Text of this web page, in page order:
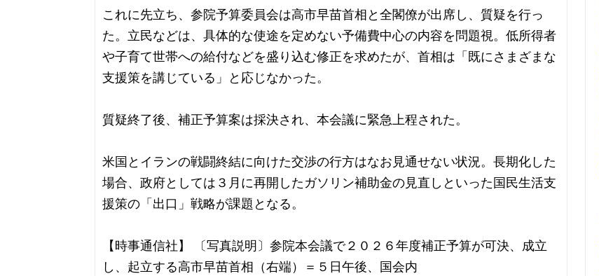
これに先立ち、参院予算委員会は高市早苗首相と全閣僚が出席し、質疑を行っ
た。立民などは、具体的な使途を定めない予備費中心の内容を問題視。低所得者
や子育て世帯への給付などを盛り込む修正を求めたが、首相は「既にさまざまな
支援策を講じている」と応じなかった。
質疑終了後、補正予算案は採決され、本会議に緊急上程された。
米国とイランの戦闘終結に向けた交渉の行方はなお見通せない状況。長期化した
場合、政府としては３月に再開したガソリン補助金の見直しといった国民生活支
援策の「出口」戦略が課題となる。
【時事通信社】 〔写真説明〕参院本会議で２０２６年度補正予算が可決、成立
し、起立する高市早苗首相（右端）＝５日午後、国会内